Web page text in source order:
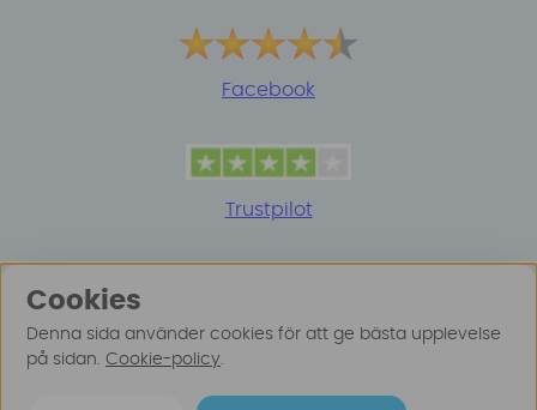
Facebook
Trustpilot
Cookies
Denna sida använder cookies för att ge bästa upplevelse
på sidan. Cookie-policy.